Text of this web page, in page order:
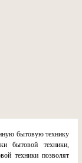
бытовую технику
бытовой техники,
техники позволят